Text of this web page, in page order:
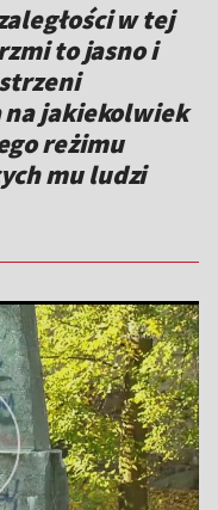
w tej
to jasno i
na jakiekolwiek
reżimu
mu ludzi